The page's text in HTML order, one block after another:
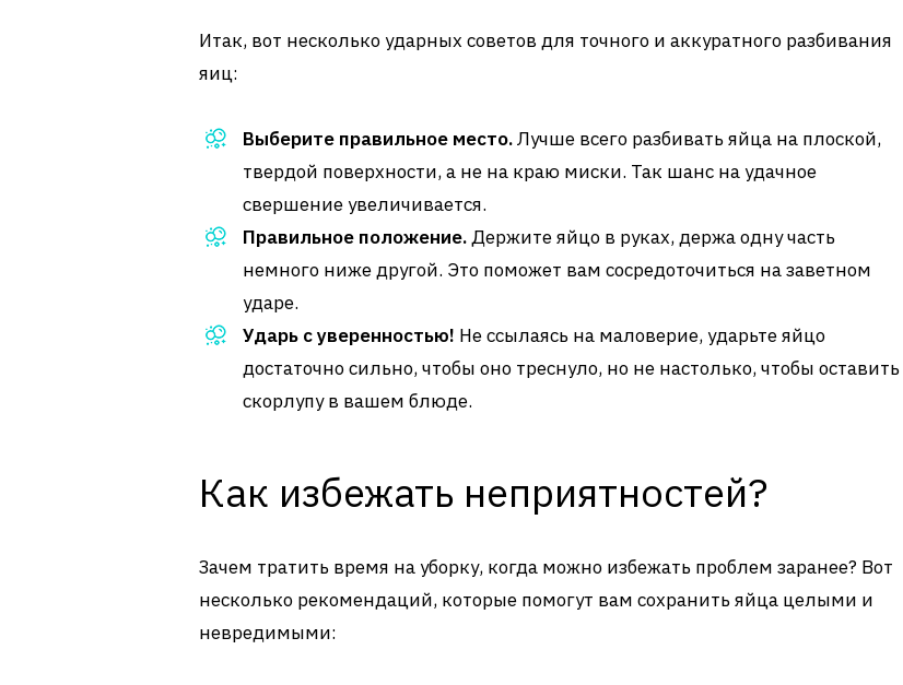
Итак, вот несколько ударных советов для точного и аккуратного разбивания
яиц:
Выберите правильное место.Лучше всего разбивать яйца на плоской,
твердой поверхности, а не на краю миски. Так шанс на удачное
свершение увеличивается.
Правильное положение.Держите яйцо в руках, держа одну часть
немного ниже другой. Это поможет вам сосредоточиться на заветном
ударе.
Ударь с уверенностью! Не ссылаясь на маловерие, ударьте яйцо
достаточно сильно, чтобы оно треснуло, но не настолько, чтобы оставить
скорлупу в вашем блюде.
Как избежать неприятностей?
Зачем тратить время на уборку, когда можно избежать проблем заранее? Вот
несколько рекомендаций, которые помогут вам сохранить яйца целыми и
невредимыми: